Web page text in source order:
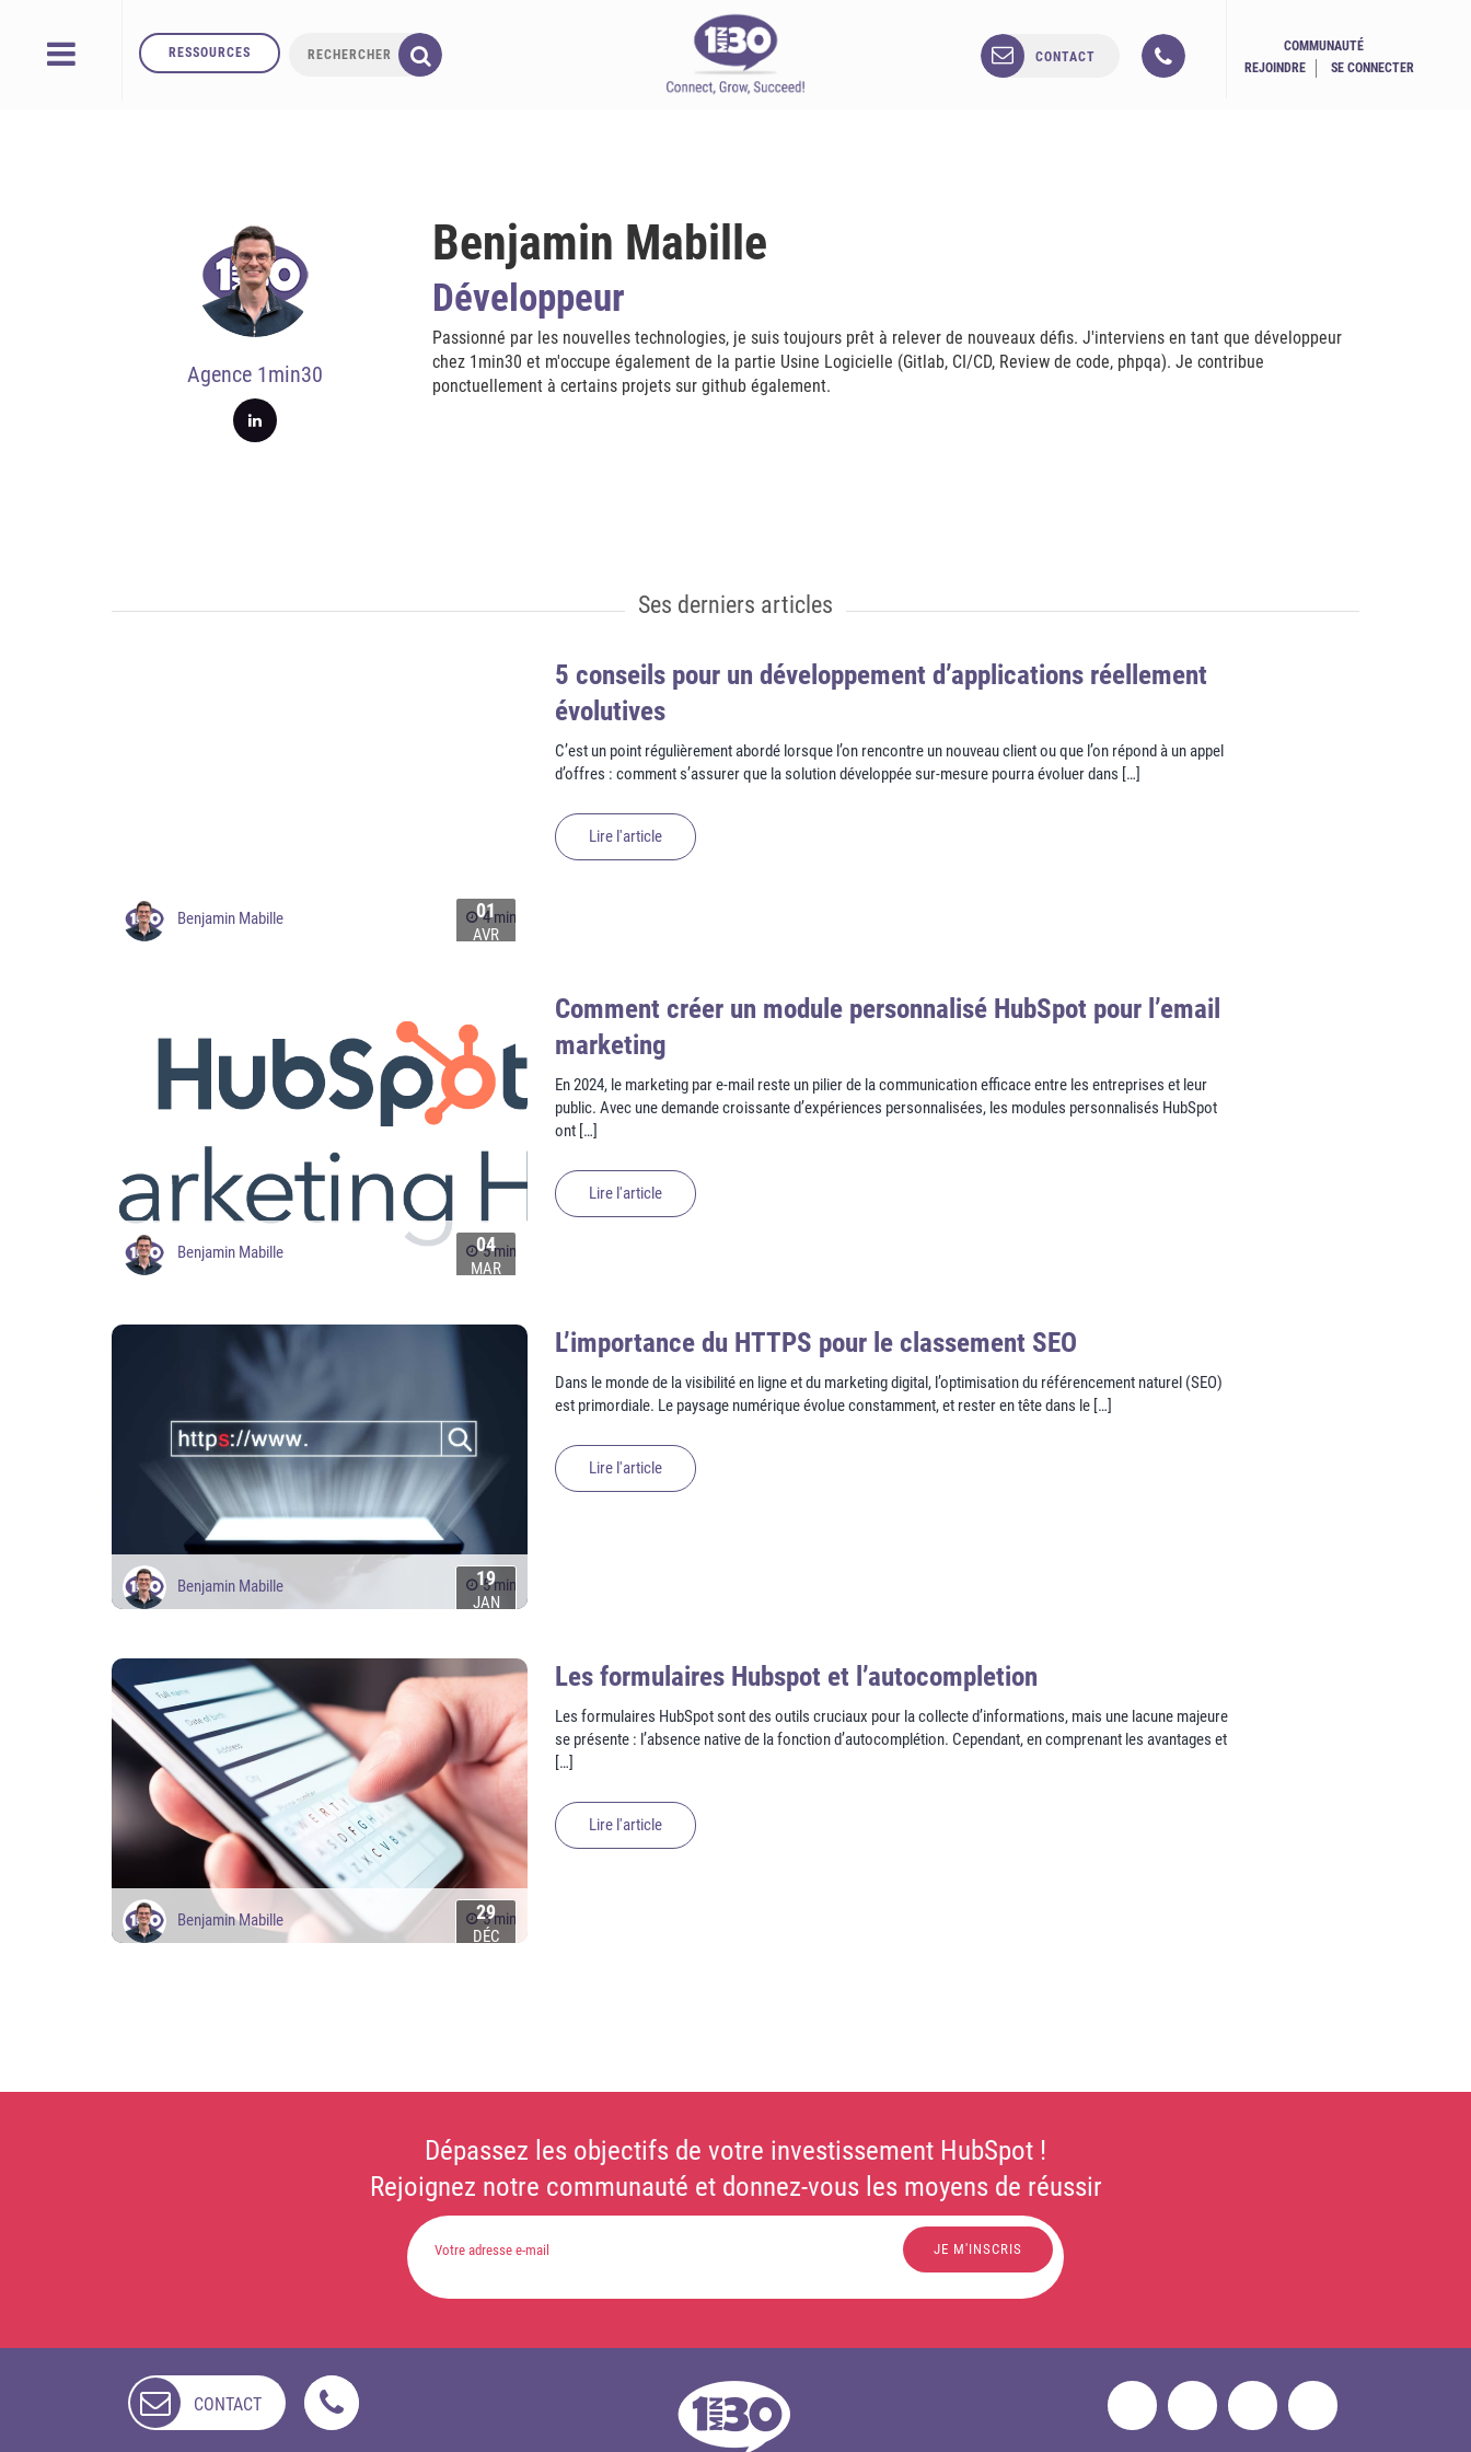
RESSOURCES CONTACT
COMMUNAUTÉ
REJOINDRE
SE CONNECTER
Agence 1min30
Benjamin Mabille
Développeur
Passionné par les nouvelles technologies, je suis toujours prêt à relever de nouveaux défis. J'interviens en tant que développeur
chez 1min30 et m'occupe également de la partie Usine Logicielle (Gitlab, CI/CD, Review de code, phpqa). Je contribue
ponctuellement à certains projets sur github également.
Ses derniers articles
01
AVR
Benjamin Mabille 4 min
5 conseils pour un développement d’applications réellement
évolutives
C’est un point régulièrement abordé lorsque l’on rencontre un nouveau client ou que l’on répond à un appel
d’offres : comment s’assurer que la solution développée sur-mesure pourra évoluer dans […]
Lire l'article
04
MAR
Benjamin Mabille 5 min
Comment créer un module personnalisé HubSpot pour l’email
marketing
En 2024, le marketing par e-mail reste un pilier de la communication efficace entre les entreprises et leur
public. Avec une demande croissante d’expériences personnalisées, les modules personnalisés HubSpot
ont […]
Lire l'article
19
JAN
Benjamin Mabille 5 min
L’importance du HTTPS pour le classement SEO
Dans le monde de la visibilité en ligne et du marketing digital, l’optimisation du référencement naturel (SEO)
est primordiale. Le paysage numérique évolue constamment, et rester en tête dans le […]
Lire l'article
29
DÉC
Benjamin Mabille 5 min
Les formulaires Hubspot et l’autocompletion
Les formulaires HubSpot sont des outils cruciaux pour la collecte d’informations, mais une lacune majeure
se présente : l’absence native de la fonction d’autocomplétion. Cependant, en comprenant les avantages et
[…]
Lire l'article
Dépassez les objectifs de votre investissement HubSpot !
Rejoignez notre communauté et donnez-vous les moyens de réussir
CONTACT